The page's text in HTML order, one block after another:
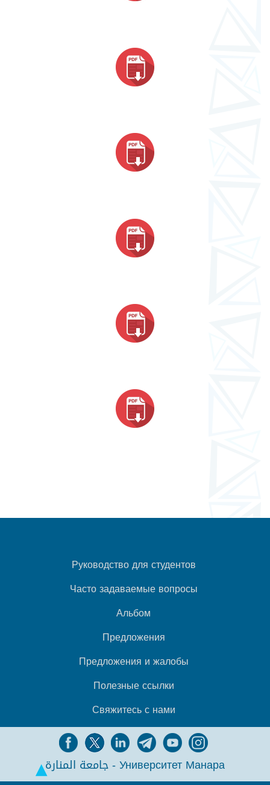
Руководство для студентов
Часто задаваемые вопросы
Альбом
Предложения
Предложения и жалобы
Полезные ссылки
Свяжитесь с нами
جامعة المنارة - Университет Манара